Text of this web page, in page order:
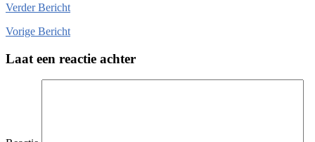
VerderBericht
Vorige Bericht
Laat een reactie achter